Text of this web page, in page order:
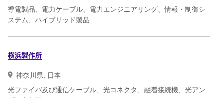
導電製品、電力ケーブル、電力エンジニアリング、情報・制御シ
ステム、ハイブリッド製品
横浜製作所
神奈川県, 日本
光ファイバ及び通信ケーブル、光コネクタ、融着接続機、光アン